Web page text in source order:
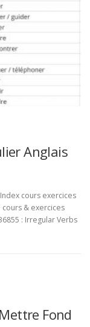
Anglais
cours exercices
& exercices
: Irregular Verbs
Fond